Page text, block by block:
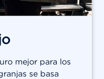
mejor para los
se basa